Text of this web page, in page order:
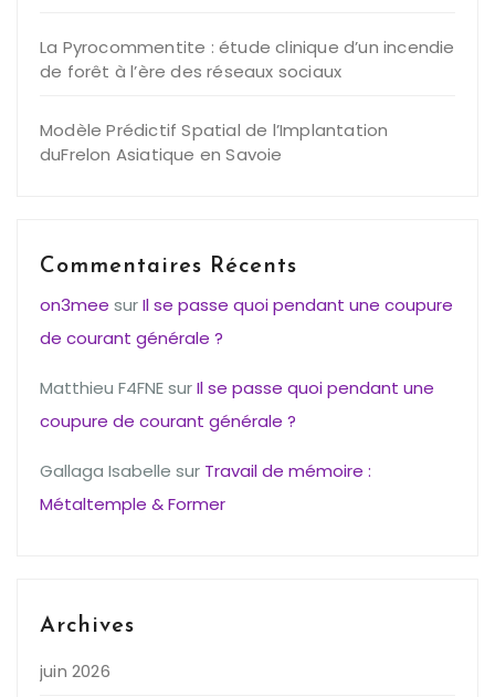
La Pyrocommentite : étude clinique d’un incendie
de forêt à l’ère des réseaux sociaux
Modèle Prédictif Spatial de l’Implantation
duFrelon Asiatique en Savoie
Commentaires Récents
on3mee surIl se passe quoi pendant une coupure
de courant générale ?
Matthieu F4FNEsurIl se passe quoi pendant une
coupure de courant générale ?
Gallaga Isabelle sur Travail de mémoire :
Métaltemple & Former
Archives
juin 2026